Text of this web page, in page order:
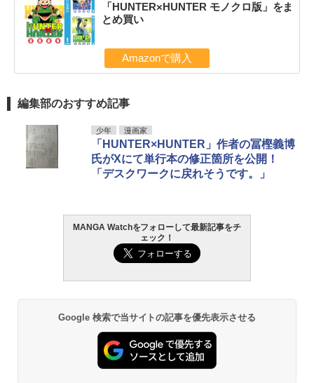
「HUNTER×HUNTER モノクロ版」をま
とめ買い
Amazonで購入
編集部のおすすめ記事
少年 漫画家
「HUNTER×HUNTER」作者の冨樫義博
氏がXにて単行本の修正箇所を公開！
「デスクワークに戻れそうです。」
MANGA Watchをフォローして最新記事をチ
ェック！
Google 検索で当サイトの記事を優先表示させる